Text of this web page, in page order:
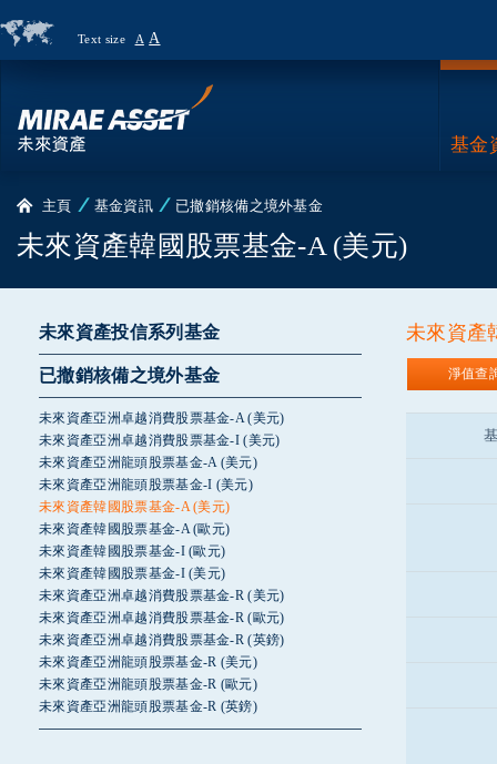
Text size A A
基金
主頁 基金資訊 已撤銷核備之境外基金
未來資產韓國股票基金-A (美元)
未來資產投信系列基金
已撤銷核備之境外基金
未來資產亞洲卓越消費股票基金-A (美元)
未來資產亞洲卓越消費股票基金-I (美元)
未來資產亞洲龍頭股票基金-A (美元)
未來資產亞洲龍頭股票基金-I (美元)
未來資產韓國股票基金-A (美元)
未來資產韓國股票基金-A (歐元)
未來資產韓國股票基金-I (歐元)
未來資產韓國股票基金-I (美元)
未來資產亞洲卓越消費股票基金-R (美元)
未來資產亞洲卓越消費股票基金-R (歐元)
未來資產亞洲卓越消費股票基金-R (英鎊)
未來資產亞洲龍頭股票基金-R (美元)
未來資產亞洲龍頭股票基金-R (歐元)
未來資產亞洲龍頭股票基金-R (英鎊)
未來資產
淨值查